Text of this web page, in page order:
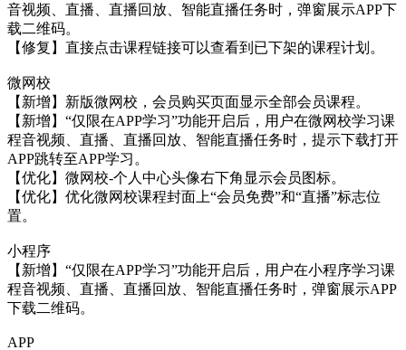
音视频、直播、直播回放、智能直播任务时，弹窗展示APP下
载二维码。
【修复】直接点击课程链接可以查看到已下架的课程计划。
微网校
【新增】新版微网校，会员购买页面显示全部会员课程。
【新增】“仅限在APP学习”功能开启后，用户在微网校学习课
程音视频、直播、直播回放、智能直播任务时，提示下载打开
APP跳转至APP学习。
【优化】微网校-个人中心头像右下角显示会员图标。
【优化】优化微网校课程封面上“会员免费”和“直播”标志位
置。
小程序
【新增】“仅限在APP学习”功能开启后，用户在小程序学习课
程音视频、直播、直播回放、智能直播任务时，弹窗展示APP
下载二维码。
APP